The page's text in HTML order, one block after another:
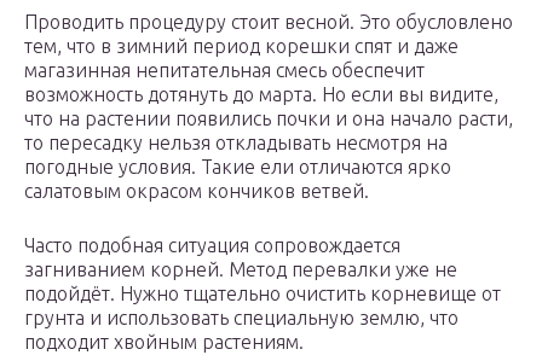
Проводить процедуру стоит весной. Это обусловлено
тем, что в зимний период корешки спят и даже
магазинная непитательная смесь обеспечит
возможность дотянуть до марта. Но если вы видите,
что на растении появились почки и она начало расти,
то пересадку нельзя откладывать несмотря на
погодные условия. Такие ели отличаются ярко
салатовым окрасом кончиков ветвей.
Часто подобная ситуация сопровождается
загниванием корней. Метод перевалки уже не
подойдёт. Нужно тщательно очистить корневище от
грунта и использовать специальную землю, что
подходит хвойным растениям.